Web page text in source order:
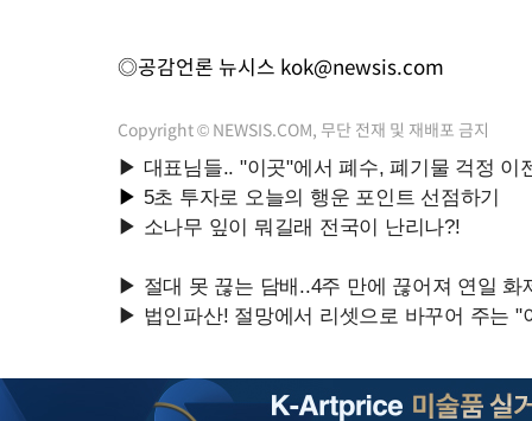
◎공감언론 뉴시스 kok@newsis.com
Copyright © NEWSIS.COM, 무단 전재 및 재배포 금지